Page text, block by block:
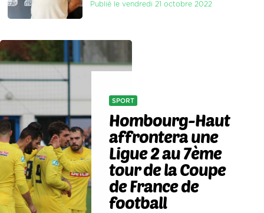
Publié le vendredi 21 octobre 2022
SPORT
Hombourg-Haut
affrontera une
Ligue 2 au 7ème
tour de la Coupe
de France de
football